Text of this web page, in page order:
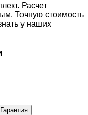
Расчет
Точную стоимость
у наших
Гарантия